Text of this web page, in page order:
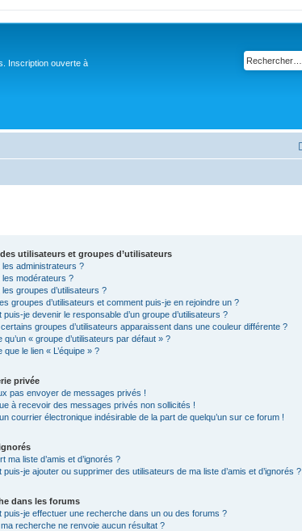
Inscription ouverte à
utilisateurs et groupes d’utilisateurs
les administrateurs ?
les modérateurs ?
groupes d’utilisateurs ?
groupes d’utilisateurs et comment puis-je en rejoindre un ?
puis-je devenir le responsable d’un groupe d’utilisateurs ?
groupes d’utilisateurs apparaissent dans une couleur différente ?
qu’un « groupe d’utilisateurs par défaut » ?
que le lien « L’équipe » ?
privée
pas envoyer de messages privés !
à recevoir des messages privés non sollicités !
courrier électronique indésirable de la part de quelqu’un sur ce forum !
ma liste d’amis et d’ignorés ?
puis-je ajouter ou supprimer des utilisateurs de ma liste d’amis et d’ignorés ?
dans les forums
puis-je effectuer une recherche dans un ou des forums ?
ma recherche ne renvoie aucun résultat ?